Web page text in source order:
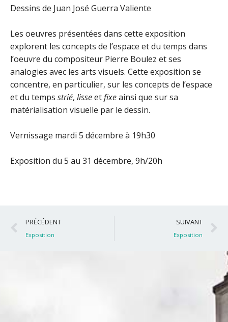
Dessins de Juan José Guerra Valiente
Les oeuvres présentées dans cette exposition
explorent les concepts de l’espace et du temps dans
l’oeuvre du compositeur Pierre Boulez et ses
analogies avec les arts visuels. Cette exposition se
concentre, en particulier, sur les concepts de l’espace
et du temps strié, lisseetfixeainsi que sur sa
matérialisation visuelle par le dessin.
Vernissage mardi 5 décembre à 19h30
Exposition du 5 au 31 décembre, 9h/20h
Précédent
PRÉCÉDENT
Exposition
SUIVANT
Exposition